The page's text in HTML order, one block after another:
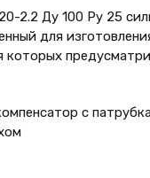
2.2 Ду 100 Ру 25
для
которых
с